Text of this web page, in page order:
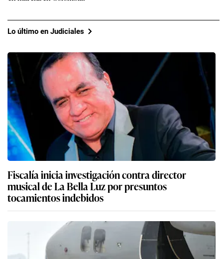
Lo último en Judiciales
Fiscalía inicia investigación contra director
musical de La Bella Luz por presuntos
tocamientos indebidos